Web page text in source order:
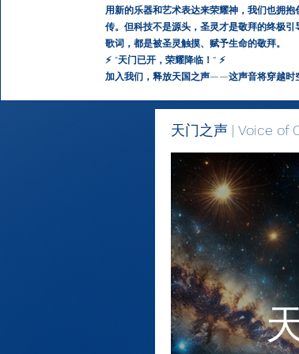
用新的乐器和艺术表达来荣耀神，我们也拥
传。但科技不是源头，圣灵才是敬拜的终极
歌词，都是被圣灵触摸、赋予生命的敬拜。
⚡ “天门已开，荣耀降临！” ⚡
加入我们，释放天国之声——这声音将穿越时
天门之声 | Voice of